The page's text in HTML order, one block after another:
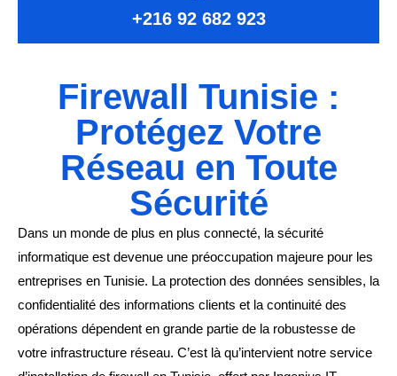
+216 92 682 923
Firewall Tunisie :
Protégez Votre
Réseau en Toute
Sécurité
Dans un monde de plus en plus connecté, la sécurité
informatique est devenue une préoccupation majeure pour les
entreprises en Tunisie. La protection des données sensibles, la
confidentialité des informations clients et la continuité des
opérations dépendent en grande partie de la robustesse de
votre infrastructure réseau. C’est là qu’intervient notre service